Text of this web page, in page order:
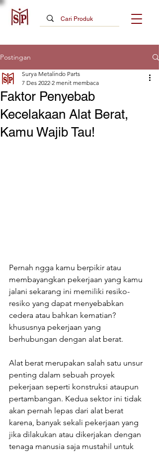
Postingan
Faktor Penyebab
Kecelakaan Alat Berat,
Kamu Wajib Tau!
Surya Metalindo Parts
7 Des 2022 2 menit membaca
Pernah ngga kamu berpikir atau
membayangkan pekerjaan yang kamu
jalani sekarang ini memiliki resiko-
resiko yang dapat menyebabkan
cedera atau bahkan kematian?
khususnya pekerjaan yang
berhubungan dengan alat berat.
Alat berat merupakan salah satu unsur
penting dalam sebuah proyek
pekerjaan seperti konstruksi ataupun
pertambangan. Kedua sektor ini tidak
akan pernah lepas dari alat berat
karena, banyak sekali pekerjaan yang
jika dilakukan atau dikerjakan dengan
tenaga manusia saja mustahil untuk